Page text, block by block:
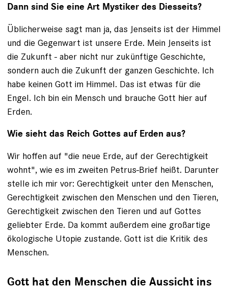
Dann sind Sie eine Art Mystiker des Diesseits?
Üblicherweise sagt man ja, das Jenseits ist der Himmel
und die Gegenwart ist unsere Erde. Mein Jenseits ist
die Zukunft - aber nicht nur zukünftige Geschichte,
sondern auch die Zukunft der ganzen Geschichte. Ich
habe keinen Gott im Himmel. Das ist etwas für die
Engel. Ich bin ein Mensch und brauche Gott hier auf
Erden.
Wie sieht das Reich Gottes auf Erden aus?
Wir hoffen auf "die neue Erde, auf der Gerechtigkeit
wohnt", wie es im zweiten Petrus-Brief heißt. Darunter
stelle ich mir vor: Gerechtigkeit unter den Menschen,
Gerechtigkeit zwischen den Menschen und den Tieren,
Gerechtigkeit zwischen den Tieren und auf Gottes
geliebter Erde. Da kommt außerdem eine großartige
ökologische Utopie zustande. Gott ist die Kritik des
Menschen.
Gott hat den Menschen die Aussicht ins